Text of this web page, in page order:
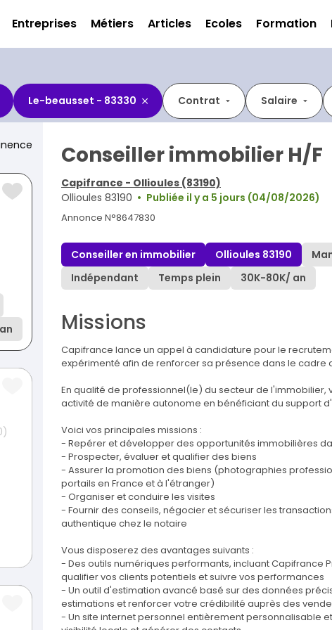
Entreprises Métiers Articles Ecoles Formation
Le-beausset - 83330 Contrat Salaire
Conseiller immobilier H/F
Capifrance - Ollioules (83190)
Ollioules 83190
Publiée il y a 5 jours (04/08/2026)
Annonce N°8647830
Conseiller en immobilier Ollioules 83190
Indépendant
Temps plein 30K-80K/ an
Missions
Capifrance lance un appel à candidature pour le
expérimenté afin de renforcer sa présence dans le cadre
En qualité de professionnel(le) du secteur de l'immobilier,
activité de manière autonome en bénéficiant du support
Voici vos principales missions :
- Repérer et développer des opportunités immobilières
- Prospecter, évaluer et qualifier des biens
- Assurer la promotion des biens (photographies
portails en France et à l'étranger)
- Organiser et conduire les visites
- Fournir des conseils, négocier et sécuriser les
authentique chez le notaire
Vous disposerez des avantages suivants :
- Des outils numériques performants, incluant Capifrance
qualifier vos clients potentiels et suivre vos performances
- Un outil d'estimation avancé basé sur des données
estimations et renforcer votre crédibilité auprès des
- Un site internet personnel entièrement personnalisable